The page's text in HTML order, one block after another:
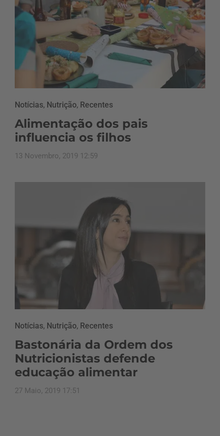
Notícias, Nutrição, Recentes
Alimentação dos pais
influencia os filhos
13 Novembro, 2019 12:59
Notícias, Nutrição, Recentes
Bastonária da Ordem dos
Nutricionistas defende
educação alimentar
27 Maio, 2019 17:51